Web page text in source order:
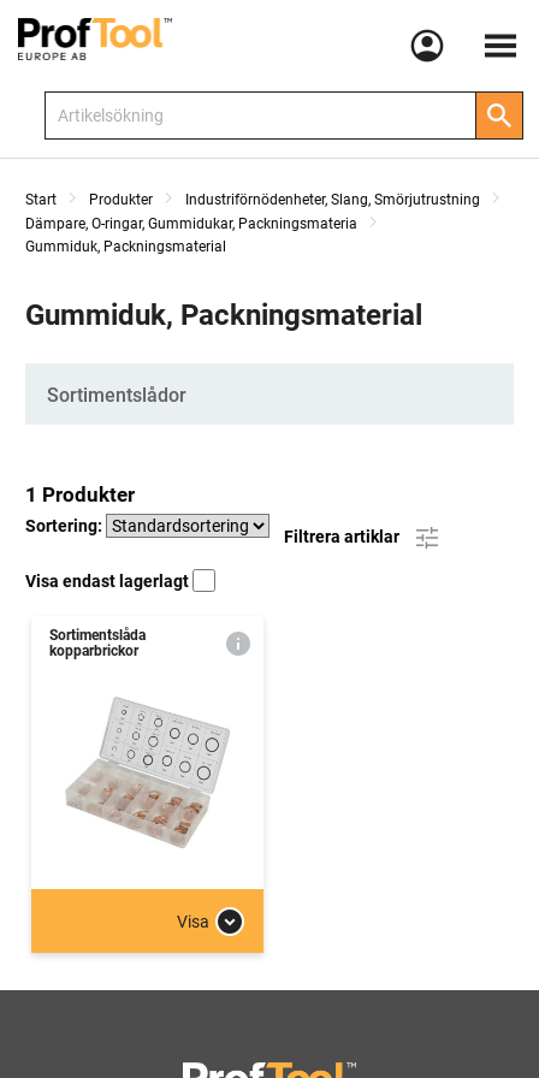
Meny
Start Produkter
Industriförnödenheter, Slang, Smörjutrustning
Dämpare, O-ringar, Gummidukar, Packningsmateria
Gummiduk, Packningsmaterial
Gummiduk, Packningsmaterial
Kategorier
Sortimentslådor
1 Produkter
Sortering:
Filtrera artiklar
Visa endast lagerlagt
Sortimentslåda
kopparbrickor
Visa